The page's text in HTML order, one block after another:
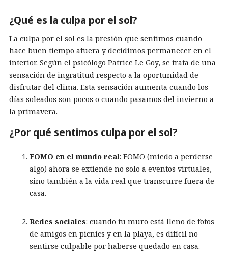
¿Qué es la culpa por el sol?
La culpa por el sol es la presión que sentimos cuando
hace buen tiempo afuera y decidimos permanecer en el
interior. Según el psicólogo Patrice Le Goy, se trata de una
sensación de ingratitud respecto a la oportunidad de
disfrutar del clima. Esta sensación aumenta cuando los
días soleados son pocos o cuando pasamos del invierno a
la primavera.
¿Por qué sentimos culpa por el sol?
FOMO en el mundo real: FOMO (miedo a perderse
algo) ahora se extiende no solo a eventos virtuales,
sino también a la vida real que transcurre fuera de
casa.
Redes sociales: cuando tu muro está lleno de fotos
de amigos en picnics y en la playa, es difícil no
sentirse culpable por haberse quedado en casa.